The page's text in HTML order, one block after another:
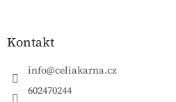
Kontakt
info@celiakarna.cz
602470244